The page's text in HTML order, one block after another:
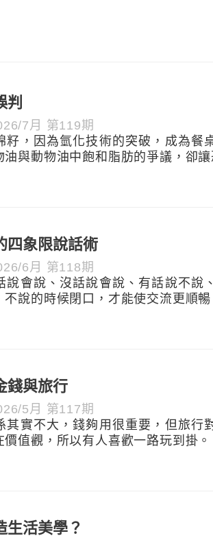
判
7月 第119期
籽，因為氫化技術的突破，成為餐
與動物油中飽和脂肪的爭議，卻讓
四象限說話術
6月 第118期
說會說、沒話說會說、有話說不說
說的時候閉口，才能使交流更順暢
錢與旅行
5月 第117期
其實不大，錢夠用很重要，但旅行
值觀，所以有人喜歡一路玩到掛。
生活美學？